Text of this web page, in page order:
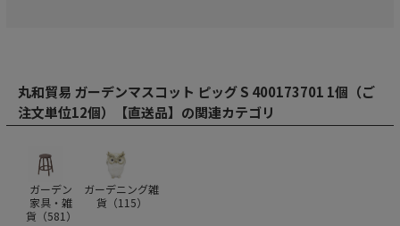
丸和貿易 ガーデンマスコット ピッグ S 400173701 1個（ご
注文単位12個）【直送品】の関連カテゴリ
ガーデン
家具・雑
貨（581）
ガーデニング雑
貨（115）